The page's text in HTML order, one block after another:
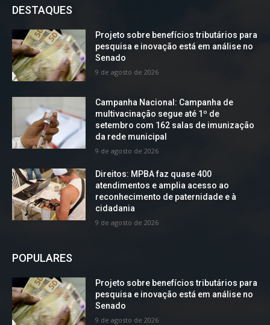
DESTAQUES
Projeto sobre benefícios tributários para
pesquisa e inovação está em análise no
Senado
9 de agosto de 2026
Campanha Nacional: Campanha de
multivacinação segue até 1º de
setembro com 162 salas de imunização
da rede municipal
9 de agosto de 2026
Direitos: MPBA faz quase 400
atendimentos e amplia acesso ao
reconhecimento de paternidade e à
cidadania
9 de agosto de 2026
POPULARES
Projeto sobre benefícios tributários para
pesquisa e inovação está em análise no
Senado
9 de agosto de 2026